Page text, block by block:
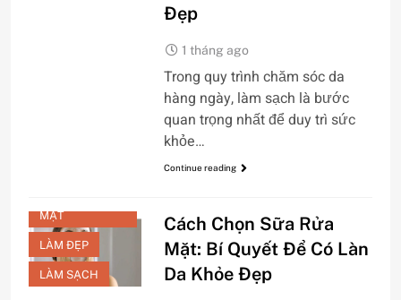
Đẹp
1 tháng ago
Trong quy trình chăm sóc da
hàng ngày, làm sạch là bước
quan trọng nhất để duy trì sức
khỏe…
Continue reading
MẶT
LÀM ĐẸP
LÀM SẠCH
Cách Chọn Sữa Rửa
Mặt: Bí Quyết Để Có Làn
Da Khỏe Đẹp